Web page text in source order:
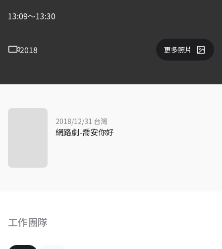
13:09～13:30
2018 更多照片
工作團隊
2018/12/31 台灣
網路劇-喬安你好